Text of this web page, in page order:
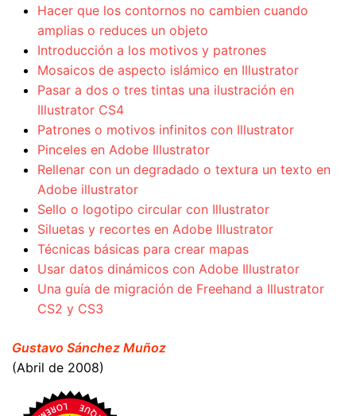
Hacer que los contornos no cambien cuando
amplias o reduces un objeto
Introducción a los motivos y patrones
Mosaicos de aspecto islámico en Illustrator
Pasar a dos o tres tintas una ilustración en
Illustrator CS4
Patrones o motivos infinitos con Illustrator
Pinceles en Adobe Illustrator
Rellenar con un degradado o textura un texto en
Adobe illustrator
Sello o logotipo circular con Illustrator
Siluetas y recortes en Adobe Illustrator
Técnicas básicas para crear mapas
Usar datos dinámicos con Adobe Illustrator
Una guía de migración de Freehand a Illustrator
CS2 y CS3
Gustavo Sánchez Muñoz
(Abril de 2008)